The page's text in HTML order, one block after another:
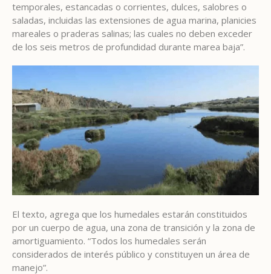
temporales, estancadas o corrientes, dulces, salobres o
saladas, incluidas las extensiones de agua marina, planicies
mareales o praderas salinas; las cuales no deben exceder
de los seis metros de profundidad durante marea baja”.
El texto, agrega que los humedales estarán constituidos
por un cuerpo de agua, una zona de transición y la zona de
amortiguamiento. “Todos los humedales serán
considerados de interés público y constituyen un área de
manejo”.